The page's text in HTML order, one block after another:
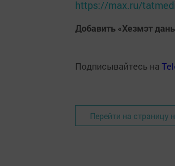
https://max.ru/
Добавить «Хезмэт
Подписывайтесь на
Перейти на страницу